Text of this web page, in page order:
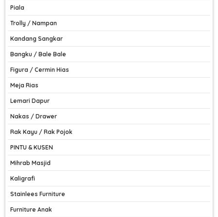
Piala
Trolly / Nampan
Kandang Sangkar
Bangku / Bale Bale
Figura / Cermin Hias
Meja Rias
Lemari Dapur
Nakas / Drawer
Rak Kayu / Rak Pojok
PINTU & KUSEN
Mihrab Masjid
Kaligrafi
Stainlees Furniture
Furniture Anak